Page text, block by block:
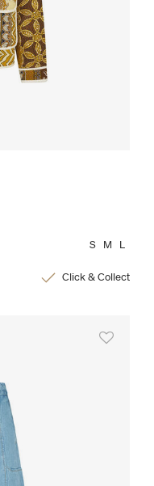
S M L
Click & Collect